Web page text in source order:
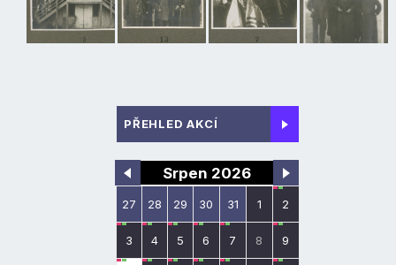
PŘEHLED AKCÍ
Srpen 2026
27 28 29 30 31 1 2
3 4 5 6 7 8 9